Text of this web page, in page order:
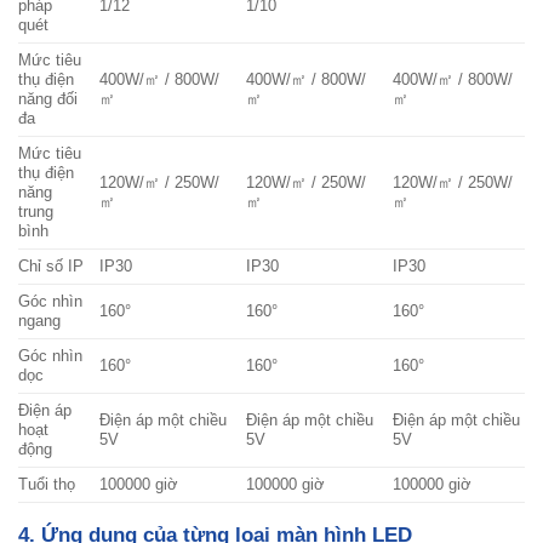
pháp
quét
1/12 1/10
Mức tiêu
thụ điện
năng đối
đa
400W/㎡ / 800W/
㎡
400W/㎡ / 800W/
㎡
400W/㎡ / 800W/
㎡
Mức tiêu
thụ điện
năng
trung
bình
120W/㎡ / 250W/
㎡
120W/㎡ / 250W/
㎡
120W/㎡ / 250W/
㎡
Chỉ số IP IP30 IP30
IP30
Góc nhìn
ngang
160° 160° 160°
Góc nhìn
dọc
160° 160° 160°
Điện áp
hoạt
động
Điện áp một chiều
5V
Điện áp một chiều
5V
Điện áp một chiều
5V
Tuổi thọ 100000 giờ 100000 giờ 100000 giờ
4. Ứng dụng của từng loại màn hình LED